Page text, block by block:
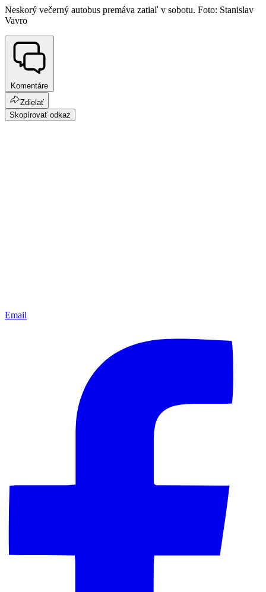
Neskorý večerný autobus premáva zatiaľ v sobotu. Foto: Stanislav
Vavro
Komentáre
Zdielať
Skopírovať odkaz
Email